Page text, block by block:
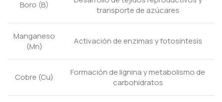
Boro (B)
transporte de azúcares
Manganeso
(Mn)
Activación de enzimas y fotosíntesis
Cobre (Cu)
Formación de lignina y metabolismo de
carbohidratos